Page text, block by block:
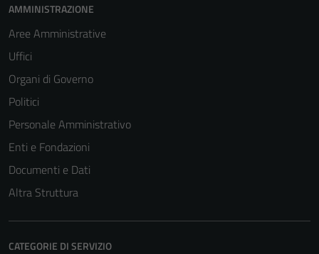
AMMINISTRAZIONE
Aree Amministrative
Uffici
Organi di Governo
Politici
Personale Amministrativo
Enti e Fondazioni
Documenti e Dati
Altra Struttura
CATEGORIE DI SERVIZIO